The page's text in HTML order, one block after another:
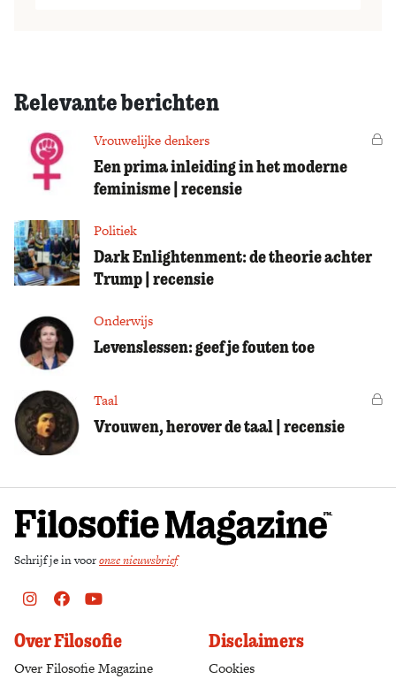
Relevante berichten
Vrouwelijke denkers
Een prima inleiding in het moderne
feminisme | recensie
Politiek
Dark Enlightenment: de theorie achter
Trump | recensie
Onderwijs
Levenslessen: geef je fouten toe
Taal
Vrouwen, herover de taal | recensie
Schrijf je in vooronze nieuwsbrief
Instagram
FacebookYoutube
Over Filosofie
Over Filosofie Magazine
Disclaimers
Cookies